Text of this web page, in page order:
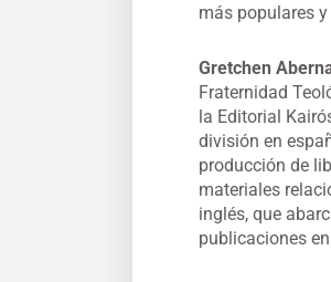
más populares
Gretchen
Fraternidad
la Editorial
división en
producción de
materiales
inglés, que
publicaciones